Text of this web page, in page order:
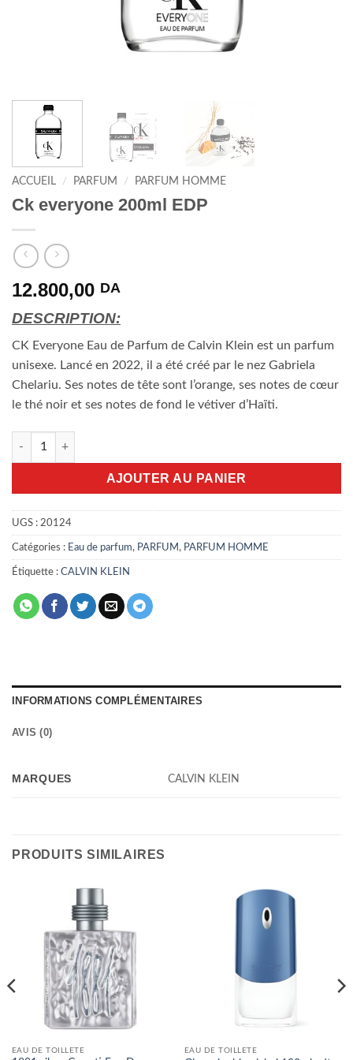
ACCUEIL / PARFUM / PARFUM HOMME
Ck everyone 200ml EDP
12.800,00 DA
DESCRIPTION:
CK Everyone Eau de Parfum de Calvin Klein est un parfum
unisexe. Lancé en 2022, il a été créé par le nez Gabriela
Chelariu. Ses notes de tête sont l’orange, ses notes de cœur
le thé noir et ses notes de fond le vétiver d’Haïti.
quantité de Ck everyone 200ml EDP
AJOUTER AU PANIER
UGS : 20124
Catégories : Eau de parfum, PARFUM , PARFUM HOMME
Étiquette : CALVIN KLEIN
INFORMATIONS COMPLÉMENTAIRES
AVIS (0)
MARQUES CALVIN KLEIN
PRODUITS SIMILAIRES
EAU DE TOILLETE EAU DE TOILLETE